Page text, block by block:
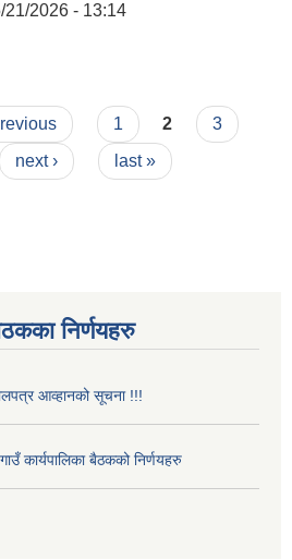
21/2026 - 13:14
1 2
3
next › last »
निर्णयहरु
आव्हानको सूचना !!!
कार्यपालिका बैठकको निर्णयहरु